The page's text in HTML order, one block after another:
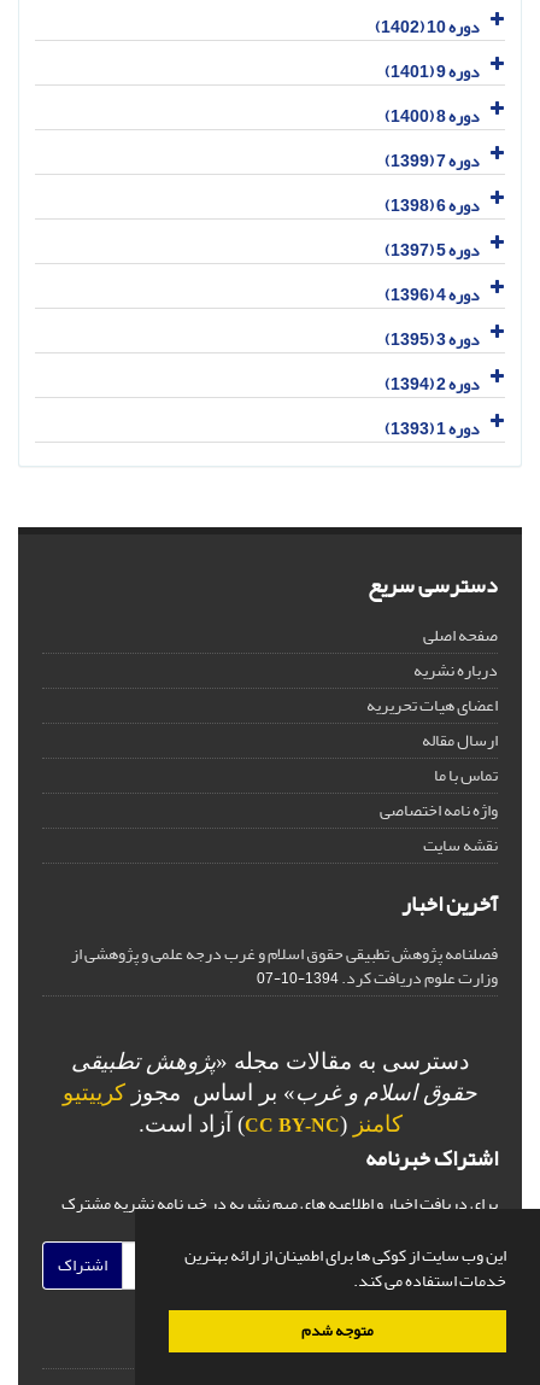
این وب سایت از کوکی ها برای اطمینان از ارائه بهترین
خدمات استفاده می کند.
متوجه شدم
دوره 10 (1402)
دوره 9 (1401)
دوره 8 (1400)
دوره 7 (1399)
دوره 6 (1398)
دوره 5 (1397)
دوره 4 (1396)
دوره 3 (1395)
دوره 2 (1394)
دوره 1 (1393)
دسترسی سریع
صفحه اصلی
درباره نشریه
اعضای هیات تحریریه
ارسال مقاله
تماس با ما
واژه نامه اختصاصی
نقشه سایت
آخرین اخبار
فصلنامه پژوهش تطبیقی حقوق اسلام و غرب درجه علمی و پژوهشی از
وزارت علوم دریافت کرد.1394-10-07
دسترسی به مقالات مجله «پژوهش تطبیقی
حقوق اسلام و غرب» بر اساس مجوز کرییتیو
کامنز (
CC BY-NC) آزاد است.
اشتراک خبرنامه
برای دریافت اخبار و اطلاعیه های مهم نشریه در خبرنامه نشریه مشترک
اشتراک